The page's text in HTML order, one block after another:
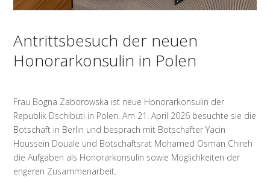
Antrittsbesuch der neuen
Honorarkonsulin in Polen
Frau Bogna Zaborowska ist neue Honorarkonsulin der
Republik Dschibuti in Polen. Am 21. April 2026 besuchte sie die
Botschaft in Berlin und besprach mit Botschafter Yacin
Houssein Douale und Botschaftsrat Mohamed Osman Chireh
die Aufgaben als Honorarkonsulin sowie Möglichkeiten der
engeren Zusammenarbeit.